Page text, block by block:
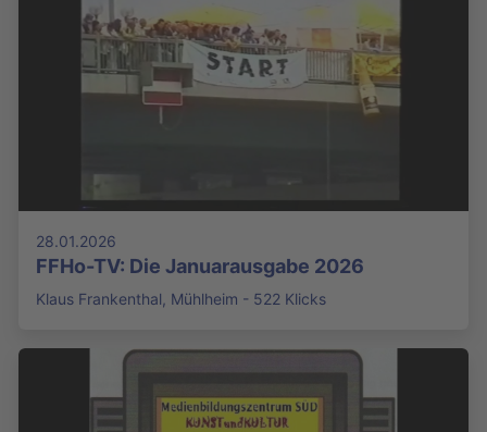
28.01.2026
FFHo-TV: Die Januarausgabe 2026
Klaus Frankenthal, Mühlheim - 522 Klicks